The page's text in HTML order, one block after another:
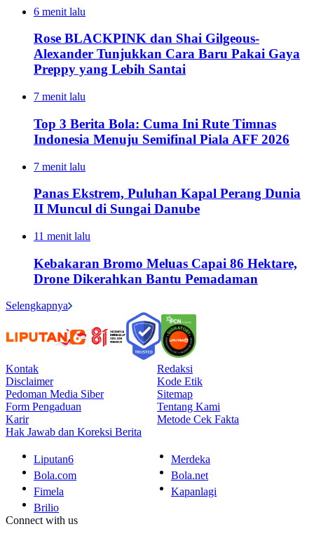
6 menit lalu
Rose BLACKPINK dan Shai Gilgeous-
Alexander Tunjukkan Cara Baru Pakai Gaya
Preppy yang Lebih Santai
7 menit lalu
Top 3 Berita Bola: Cuma Ini Rute Timnas
Indonesia Menuju Semifinal Piala AFF 2026
7 menit lalu
Panas Ekstrem, Puluhan Kapal Perang Dunia
II Muncul di Sungai Danube
11 menit lalu
Kebakaran Bromo Meluas Capai 86 Hektare,
Drone Dikerahkan Bantu Pemadaman
Selengkapnya
Kontak
Redaksi
Disclaimer
Kode Etik
Pedoman Media Siber
Sitemap
Form Pengaduan
Tentang Kami
Karir
Metode Cek Fakta
Hak Jawab dan Koreksi Berita
Liputan6
Merdeka
Bola.com
Bola.net
Fimela
Kapanlagi
Brilio
Connect with us